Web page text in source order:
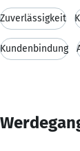
Zuverlässigkeit
Kundenbindung